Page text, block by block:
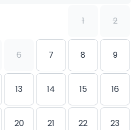
1 2
6 7 8 9
13 14 15 16
20 21 22 23